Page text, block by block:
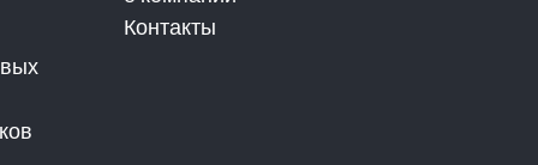
Контакты